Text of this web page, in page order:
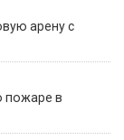
арену с
пожаре в